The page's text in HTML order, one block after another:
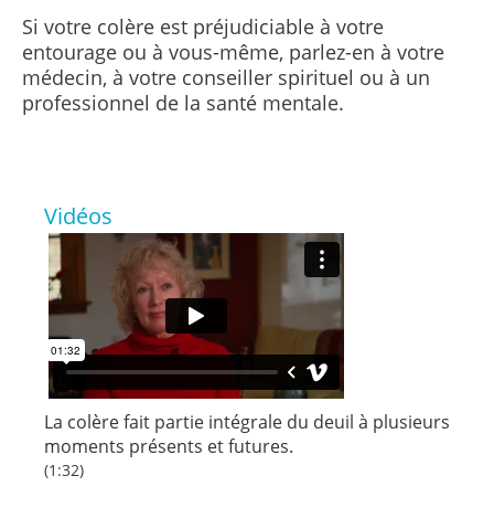
Si votre colère est préjudiciable à votre
entourage ou à vous-même, parlez-en à votre
médecin, à votre conseiller spirituel ou à un
professionnel de la santé mentale.
Vidéos
La colère fait partie intégrale du deuil à plusieurs
moments présents et futures.
(1:32)